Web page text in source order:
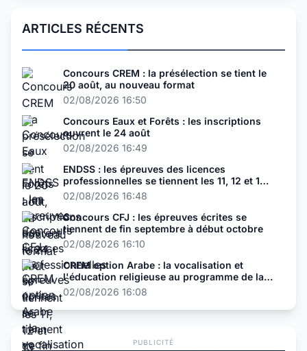
ARTICLES RÉCENTS
Concours CREM : la présélection se tient le
20 août, au nouveau format
02/08/2026 16:50
Concours Eaux et Forêts : les inscriptions
ouvrent le 24 août
02/08/2026 16:49
ENDSS : les épreuves des licences
professionnelles se tiennent les 11, 12 et 13
août
02/08/2026 16:48
Concours CFJ : les épreuves écrites se
tiennent de fin septembre à début octobre
02/08/2026 16:10
CREM option Arabe : la vocalisation et
l'éducation religieuse au programme de la
présélection
02/08/2026 16:08
PUBLICITÉ